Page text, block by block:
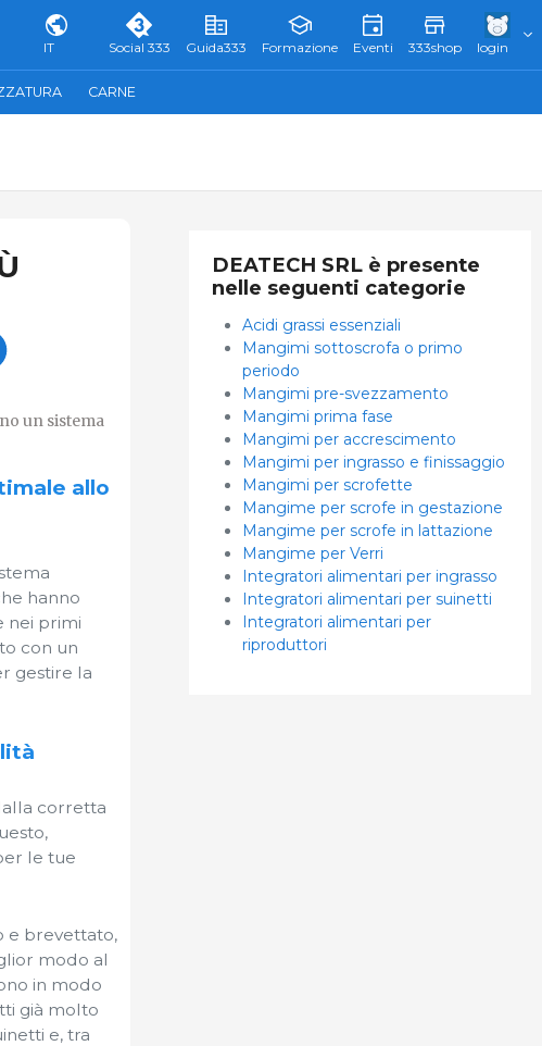
IT Social 333 Guida333 Formazione Eventi 333shop login
CARNE
un sistema
allo
hanno
nei primi
con un
gestire la
corretta
le tue
e brevettato,
modo al
in modo
già molto
e, tra
DEATECH SRL è presente
nelle seguenti categorie
Acidi grassi essenziali
Mangimi sottoscrofa o primo
periodo
Mangimi pre-svezzamento
Mangimi prima fase
Mangimi per accrescimento
Mangimi per ingrasso e finissaggio
Mangimi per scrofette
Mangime per scrofe in gestazione
Mangime per scrofe in lattazione
Mangime per Verri
Integratori alimentari per ingrasso
Integratori alimentari per suinetti
Integratori alimentari per
riproduttori